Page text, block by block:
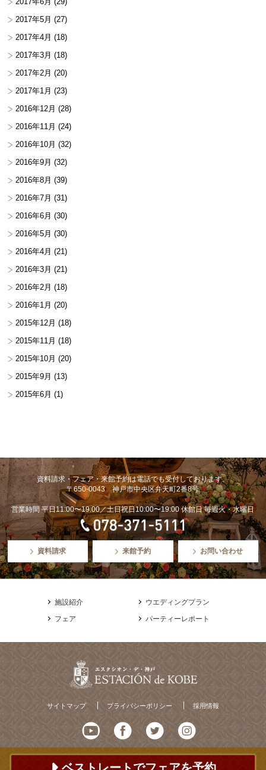
2017年5月 (27)
2017年4月 (18)
2017年3月 (18)
2017年2月 (20)
2017年1月 (23)
2016年12月 (28)
2016年11月 (24)
2016年10月 (32)
2016年9月 (32)
2016年8月 (39)
2016年7月 (31)
2016年6月 (30)
2016年5月 (30)
2016年4月 (21)
2016年3月 (21)
2016年2月 (18)
2016年1月 (20)
2015年12月 (18)
2015年11月 (18)
2015年10月 (20)
2015年9月 (13)
2015年6月 (1)
資料請求・フェア・来館予約は電話でも受付しております。
〒650-0043 神戸市中央区弁天町2番8号
営業時間 平日11:00〜19:00／土日祝日10:00〜19:00 休館日 毎週火・水曜日
資料請求 来館予約 お問い合わせ
施設紹介
ウエディングプラン
フェア
パーティーレポート
サイトマップ プライバシーポリシー 採用情報